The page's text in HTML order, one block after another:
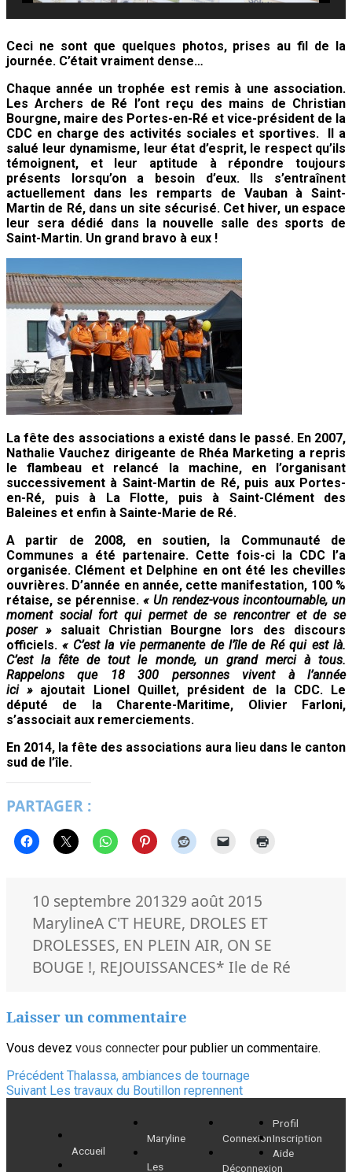
Ceci ne sont que quelques photos, prises au fil de la
journée. C’était vraiment dense…
Chaque année un trophée est remis à une association.
Les Archers de Ré l’ont reçu des mains de Christian
Bourgne, maire des Portes-en-Ré et vice-président de la
CDC en charge des activités sociales et sportives. Il a
salué leur dynamisme, leur état d’esprit, le respect qu’ils
témoignent, et leur aptitude à répondre toujours
présents lorsqu’on a besoin d’eux. Ils s’entraînent
actuellement dans les remparts de Vauban à Saint-
Martin de Ré, dans un site sécurisé. Cet hiver, un espace
leur sera dédié dans la nouvelle salle des sports de
Saint-Martin. Un grand bravo à eux !
La fête des associations a existé dans le passé. En 2007,
Nathalie Vauchez dirigeante de Rhéa Marketing a repris
le flambeau et relancé la machine, en l’organisant
successivement à Saint-Martin de Ré, puis aux Portes-
en-Ré, puis à La Flotte, puis à Saint-Clément des
Baleines et enfin à Sainte-Marie de Ré.
A partir de 2008, en soutien, la Communauté de
Communes a été partenaire. Cette fois-ci la CDC l’a
organisée. Clément et Delphine en ont été les chevilles
ouvrières. D’année en année, cette manifestation, 100 %
rétaise, se pérennise.« Un rendez-vous incontournable, un
moment social fort qui permet de se rencontrer et de se
poser »saluait Christian Bourgne lors des discours
officiels.« C’est la vie permanente de l’île de Ré qui est là.
C’est la fête de tout le monde, un grand merci à tous.
Rappelons que 18 300 personnes vivent à l’année
ici »ajoutait Lionel Quillet, président de la CDC. Le
député de la Charente-Maritime, Olivier Farloni,
s’associait aux remerciements.
En 2014, la fête des associations aura lieu dans le canton
sud de l’île.
PARTAGER :
Publié
le
10 septembre 201329 août 2015
MarylineCatégories
A C'T HEURE, DROLES ET
DROLESSES, EN PLEIN AIR, ON SE
BOUGE !, REJOUISSANCESMots-
* Ile de Ré
Laisser un commentaire
Vous devez vous connecter pour publier un commentaire.
Navigation
de
l’article
Précédent Article
précédent :
Thalassa, ambiances de tournage
Suivant Article
Les travaux du Boutillon reprennent
Accueil
Maryline
Les
Connexion
Déconnexion
Profil
Inscription
Aide